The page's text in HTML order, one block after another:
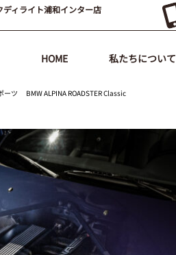
ィライト浦和インター店
HOME 私たちについて
ツ BMW ALPINA ROADSTER Classic